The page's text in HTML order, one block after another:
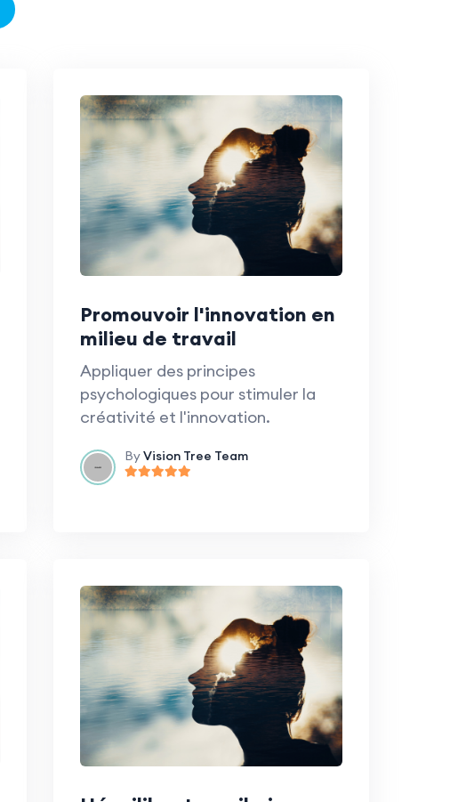
Promouvoir l'innovation en
milieu de travail
Appliquer des principes
psychologiques pour stimuler la
créativité et l'innovation.
ByVision Tree Team